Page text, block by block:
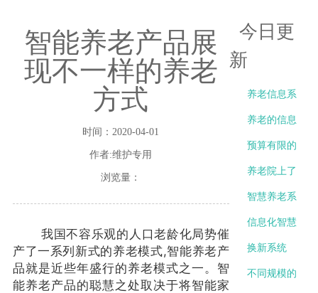
智能养老产品展
现不一样的养老
方式
时间：2020-04-01
作者:维护专用
浏览量：
​ 我国不容乐观的人口老龄化局势催
产了一系列新式的养老模式,智能养老产
品就是近些年盛行的养老模式之一。智
能养老产品的聪慧之处取决于将智能家
今日更
新
养老信息系
统选型时，
除了功能清
单还应该关
注什么？
养老的信息
系统选型，
别只看功能
清单
预算有限的
小型养老院
如何选择智
慧养老系
统？
养老院上了
智慧系统，
但数据没人
看怎么办？
智慧养老系
统买来后没
人用怎么
办？
信息化智慧
养老系统如
何真正落
换新系统
时，数据迁
不同规模的